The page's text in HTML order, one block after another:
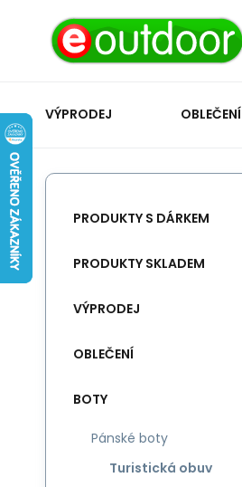
VÝPRODEJ OBLEČENÍ
PRODUKTY S DÁRKEM
PRODUKTY SKLADEM
VÝPRODEJ
OBLEČENÍ
BOTY
Pánské boty
Turistická obuv